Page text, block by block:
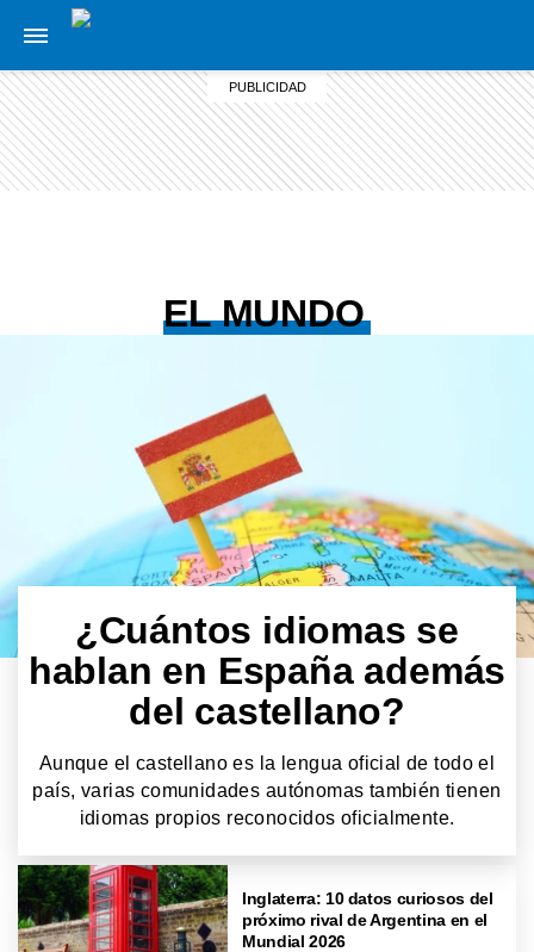
EL MUNDO
¿Cuántos idiomas se
hablan en España además
del castellano?
Aunque el castellano es la lengua oficial de todo el
país, varias comunidades autónomas también tienen
idiomas propios reconocidos oficialmente.
Inglaterra: 10 datos curiosos del
próximo rival de Argentina en el
Mundial 2026